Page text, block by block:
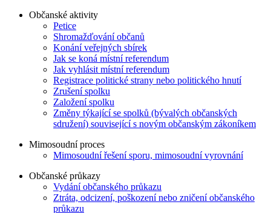
Občanské aktivity
Petice
Shromažďování občanů
Konání veřejných sbírek
Jak se koná místní referendum
Jak vyhlásit místní referendum
Registrace politické strany nebo politického hnutí
Zrušení spolku
Založení spolku
Změny týkající se spolků (bývalých občanských
sdružení) související s novým občanským zákoníkem
Mimosoudní proces
Mimosoudní řešení sporu, mimosoudní vyrovnání
Občanské průkazy
Vydání občanského průkazu
Ztráta, odcizení, poškození nebo zničení občanského
průkazu